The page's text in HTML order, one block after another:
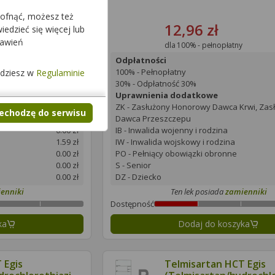
23,09 zł
Zasłużony
1.59 zł
0.00 zł
1.59 zł
0.00 zł
0.00 zł
0.00 zł
12,96 zł
dla 100% - pełnopłatny
Dostępność
Odpłatności
100% - Pełnopłatny
30% - Odpłatność 30%
Uprawnienia dodatkowe
ZK - Zasłużony Honorowy Dawca Krwi,
Dawca Przeszczepu
IB - Inwalida wojenny i rodzina
IW - Inwalida wojskowy i rodzina
PO - Pełniący obowiązki obronne
S - Senior
DZ - Dziecko
Ten lek posiadazamienniki
Dodaj do koszyka
Telmisartan HCT Egis
możesz też
się więcej lub
w Regulaminie
do serwisu